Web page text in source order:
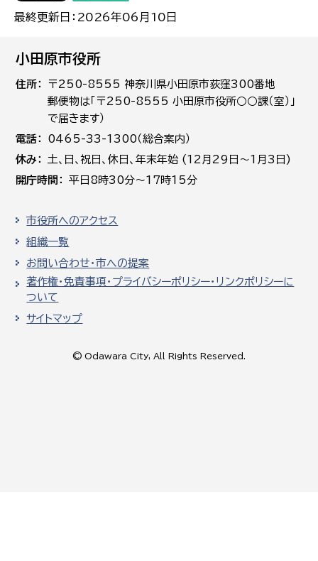
最終更新日：2026年06月10日
小田原市役所
住所
〒250-8555 神奈川県小田原市荻窪300番地
郵便物は「〒250-8555 小田原市役所○○課（室）」
で届きます）
電話
0465-33-1300（総合案内）
休み
土､日､祝日、休日、年末年始 (12月29日～1月3日)
開庁時間
平日8時30分～17時15分
市役所へのアクセス
組織一覧
お問い合わせ・市への提案
著作権・免責事項・プライバシーポリシー・リンクポリシーに
ついて
サイトマップ
© Odawara City, All Rights Reserved.